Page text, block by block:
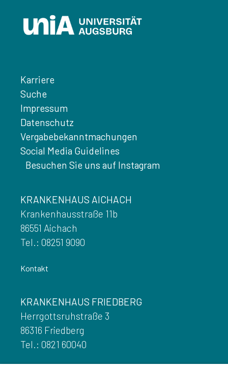
Karriere
Suche
Impressum
Datenschutz
Vergabebekanntmachungen
Social Media Guidelines
Besuchen Sie uns auf Instagram
KRANKENHAUS AICHACH
Krankenhausstraße 11b
86551 Aichach
Tel.: 08251 9090
Kontakt
KRANKENHAUS FRIEDBERG
Herrgottsruhstraße 3
86316 Friedberg
Tel.: 0821 60040